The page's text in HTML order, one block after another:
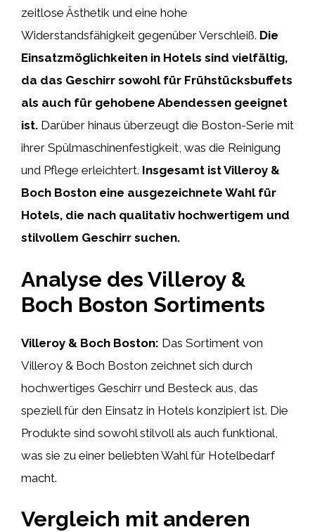
zeitlose Ästhetik und eine hohe
Widerstandsfähigkeit gegenüber Verschleiß. Die
Einsatzmöglichkeiten in Hotels sind vielfältig,
da das Geschirr sowohl für Frühstücksbuffets
als auch für gehobene Abendessen geeignet
ist. Darüber hinaus überzeugt die Boston-Serie mit
ihrer Spülmaschinenfestigkeit, was die Reinigung
und Pflege erleichtert. Insgesamt ist Villeroy &
Boch Boston eine ausgezeichnete Wahl für
Hotels, die nach qualitativ hochwertigem und
stilvollem Geschirr suchen.
Analyse des Villeroy &
Boch Boston Sortiments
Villeroy & Boch Boston: Das Sortiment von
Villeroy & Boch Boston zeichnet sich durch
hochwertiges Geschirr und Besteck aus, das
speziell für den Einsatz in Hotels konzipiert ist. Die
Produkte sind sowohl stilvoll als auch funktional,
was sie zu einer beliebten Wahl für Hotelbedarf
macht.
Vergleich mit anderen